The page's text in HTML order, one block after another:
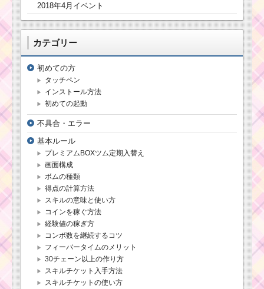
白い手のツムでコイ
ンを800枚稼ぐミッシ
ョンを攻略するツム
2018年4月イベント
カテゴリー
初めての方
タッチペン
インストール方法
初めての起動
不具合・エラー
基本ルール
プレミアムBOXツム定期入替え
画面構成
ボムの種類
得点の計算方法
スキルの意味と使い方
コインを稼ぐ方法
経験値の稼ぎ方
コンボ数を継続するコツ
フィーバータイムのメリット
30チェーン以上の作り方
スキルチケット入手方法
スキルチケットの使い方